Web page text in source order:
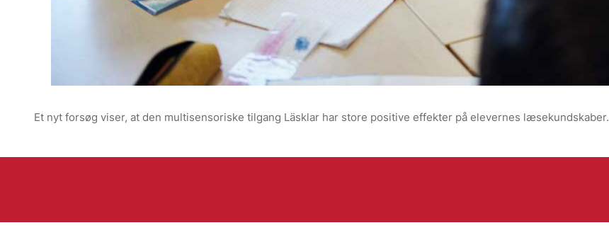
Et nyt forsøg viser, at den multisensoriske tilgang Läsklar har store positive effekter på elevernes læsekundskaber.